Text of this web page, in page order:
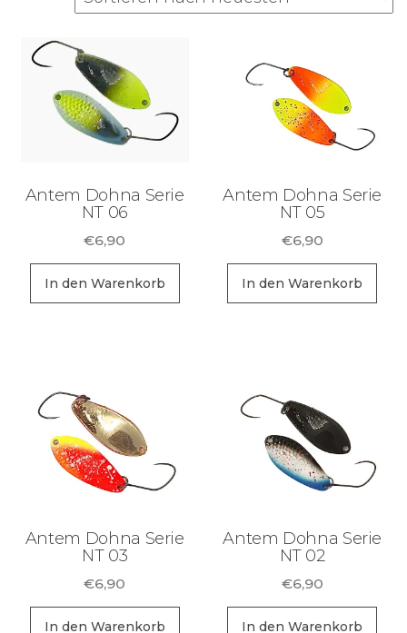
Zusätzlich
Rollen und
Schnüre sowie
Zubehör für das
Brandungsangeln.
Antem Dohna Serie
NT 06
€6,90
In den Warenkorb
Antem Dohna Serie
NT 05
€6,90
In den Warenkorb
Antem Dohna Serie
NT 03
€6,90
In den Warenkorb
Antem Dohna Serie
NT 02
€6,90
In den Warenkorb